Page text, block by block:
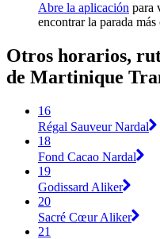
Abre la aplicación para
encontrar la parada
Otros horarios,
de Martinique
16
Régal Sauveur Nardal
18
Fond Cacao Nardal
19
Godissard Aliker
20
Sacré Cœur Aliker
21